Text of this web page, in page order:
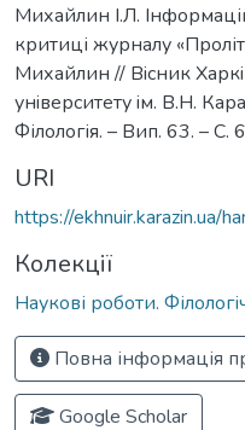
Михайлин І.Л.
критиці журналу
Михайлин // Вiсник
унiверситету iм. В.Н.
Філологія. – Вип. 63. – С.
URI
https://
Колекції
Наукові роботи.
Повна інформація
Google Scholar